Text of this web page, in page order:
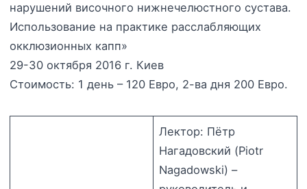
нарушений височного нижнечелюстного сустава.
Использование на практике расслабляющих
окклюзионных капп»
29-30 октября 2016 г. Киев
Стоимость: 1 день – 120 Евро, 2-ва дня 200 Евро.
Лектор: Пëтр
Нагадовский (Piotr
Nagadowski) –